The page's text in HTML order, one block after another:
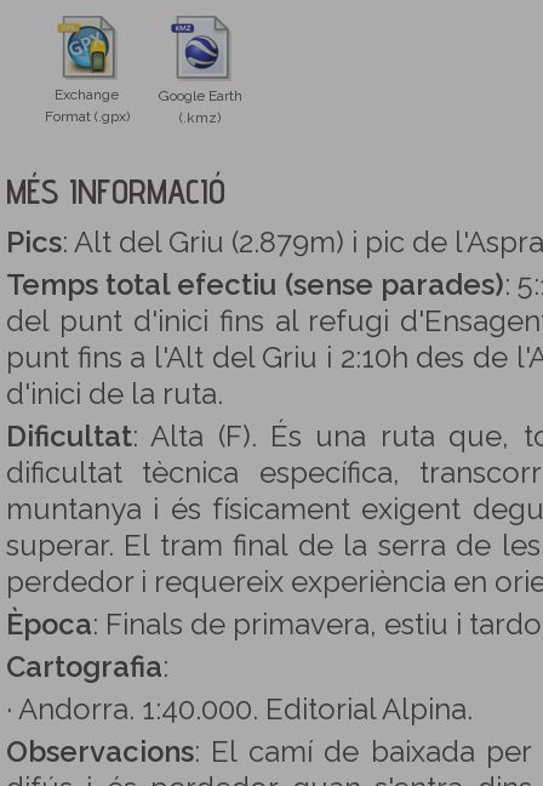
Exchange
Format (.gpx)
Google Earth
(.kmz)
MÉS INFORMACIÓ
Pics: Alt del Griu (2.879m) i pic de
Temps total efectiu (sense parades):
del punt d'inici fins al refugi
punt fins a l'Alt del Griu i 2:10h des de
d'inici de la ruta.
Dificultat: Alta (F). És una ruta que,
dificultat tècnica específica,
muntanya i és físicament exigent
superar. El tram final de la serra de
perdedor i requereix experiència en
Època: Finals de primavera, estiu i
Cartografia:
· Andorra. 1:40.000. Editorial Alpina.
Observacions: El camí de baixada